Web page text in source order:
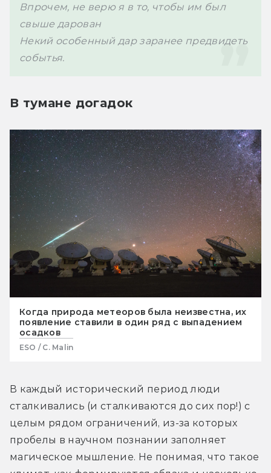
Впрочем, не верю я в то, чтобы им был
свыше дарован
Некий особенный дар заранее предвидеть
событья.
В тумане догадок
Когда природа метеоров была неизвестна, их
появление ставили в один ряд с выпадением
осадков
ESO / C. Malin
В каждый исторический период люди
сталкивались (и сталкиваются до сих пор!) с
целым рядом ограничений, из-за которых
пробелы в научном познании заполняет
магическое мышление. Не понимая, что такое